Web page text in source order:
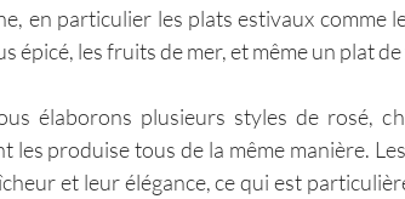
en particulier les plats estivaux comme
épicé, les fruits de mer, et même un plat
élaborons plusieurs styles de rosé,
les produise tous de la même manière.
et leur élégance, ce qui est